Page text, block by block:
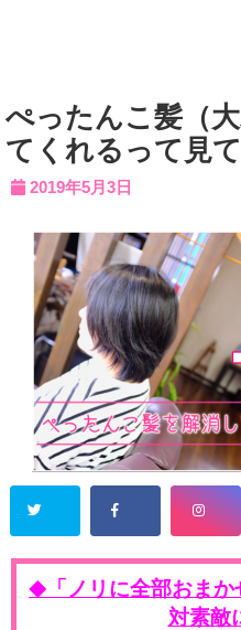
ぺったんこ髪（
てくれるって見て
2019年5月3日
◆
「ノリに全部おま
対素敵